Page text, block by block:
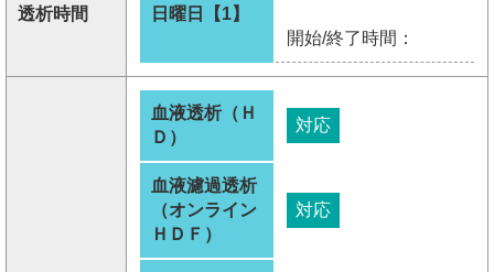
透析時間 日曜日【1】
開始/終了時間：
血液透析（Ｈ
Ｄ）
対応
血液濾過透析
（オンライン
ＨＤＦ）
対応